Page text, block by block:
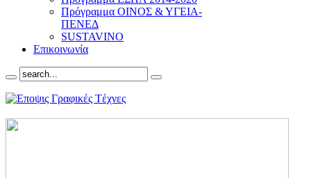
Πρόγραμμα ΟΙΝΟΣ & ΥΓΕΙΑ-
ΠΕΝΕΔ
SUSTAVINO
Επικοινωνία